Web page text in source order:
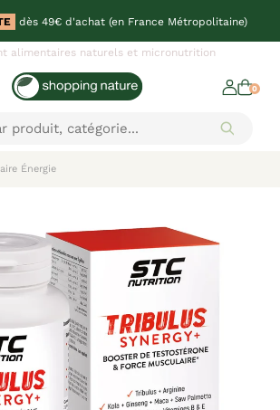
dès 49€ d'achat (en France Métropolitaine)
alimentaires naturels et micronutrition
0
Énergie